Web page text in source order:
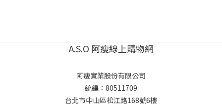
A.S.O 阿瘦線上購物網
阿瘦實業股份有限公司
統編：80511709
台北市中山區松江路168號6樓